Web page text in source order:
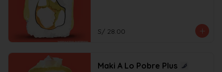
S/ 28.00
Maki A Lo Pobre Plus